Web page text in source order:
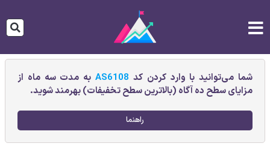
شما می‌توانید با وارد کردن کد AS6108به مدت سه ماه از
مزایای سطح ده آگاه (بالاترین سطح تخفیفات) بهرمند شوید.
راهنما